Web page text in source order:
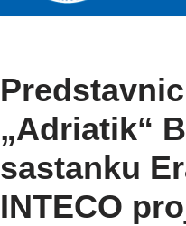
„Adriatik“
sastanku
INTECO